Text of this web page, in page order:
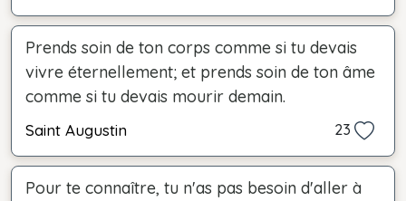
Prends soin de ton corps comme si tu devais
vivre éternellement; et prends soin de ton âme
comme si tu devais mourir demain.
Saint Augustin 23
Pour te connaître, tu n'as pas besoin d'aller à